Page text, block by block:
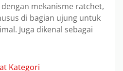
mekanisme ratchet,
di bagian ujung untuk
Juga dikenal sebagai
Kategori